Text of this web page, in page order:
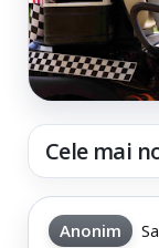
Cele mai
Anonim